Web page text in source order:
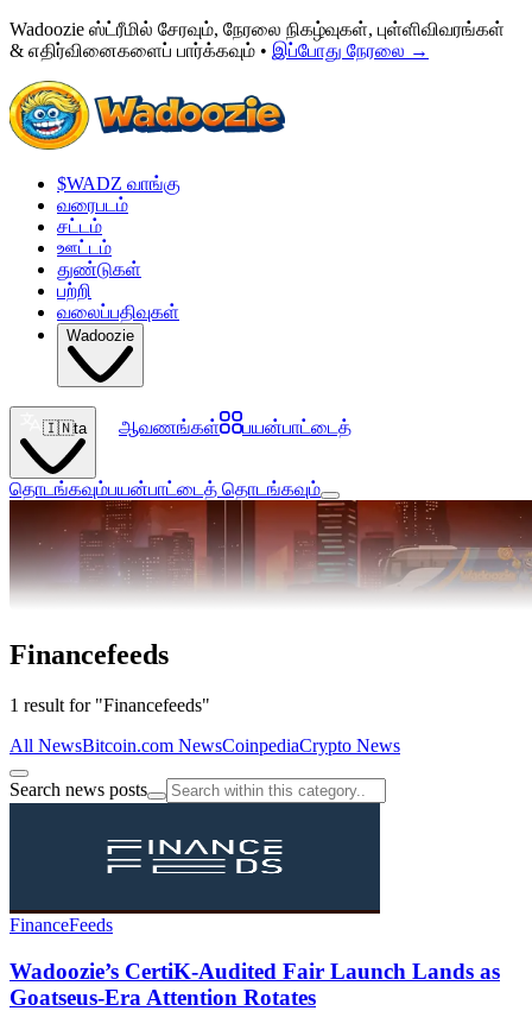
Wadoozie ஸ்ட்ரீமில் சேரவும், நேரலை நிகழ்வுகள், புள்ளிவிவரங்கள்
& எதிர்வினைகளைப் பார்க்கவும் • இப்போது நேரலை →
$WADZ வாங்கு
வரைபடம்
சட்டம்
ஊட்டம்
துண்டுகள்
பற்றி
வலைப்பதிவுகள்
Wadoozie
🇮🇳ta ஆவணங்கள் பயன்பாட்டைத்
தொடங்கவும்பயன்பாட்டைத் தொடங்கவும்
Financefeeds
1 result for "Financefeeds"
All NewsBitcoin.com NewsCoinpediaCrypto News
Search news posts
FinanceFeeds
Wadoozie’s CertiK-Audited Fair Launch Lands as
Goatseus-Era Attention Rotates